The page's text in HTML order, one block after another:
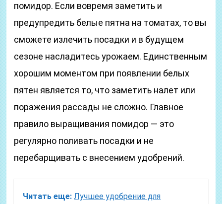
помидор. Если вовремя заметить и
предупредить белые пятна на томатах, то вы
сможете излечить посадки и в будущем
сезоне насладитесь урожаем. Единственным
хорошим моментом при появлении белых
пятен является то, что заметить налет или
поражения рассады не сложно. Главное
правило выращивания помидор — это
регулярно поливать посадки и не
перебарщивать с внесением удобрений.
Читать еще: Лучшее удобрение для